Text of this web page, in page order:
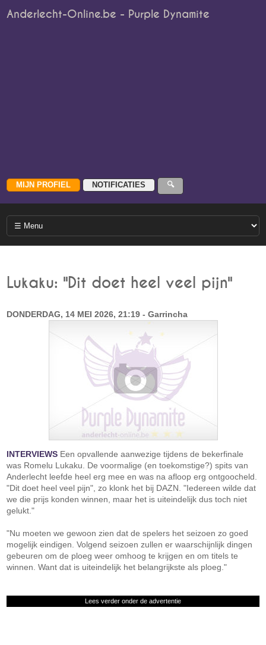
Anderlecht-Online.be - Purple Dynamite
Lukaku: "Dit doet heel veel pijn"
DONDERDAG, 14 MEI 2026, 21:19 - Garrincha
INTERVIEWS Een opvallende aanwezige tijdens de bekerfinale
was Romelu Lukaku. De voormalige (en toekomstige?) spits van
Anderlecht leefde heel erg mee en was na afloop erg ontgoocheld.
"Dit doet heel veel pijn", zo klonk het bij DAZN. "Iedereen wilde dat
we die prijs konden winnen, maar het is uiteindelijk dus toch niet
gelukt."
"Nu moeten we gewoon zien dat de spelers het seizoen zo goed
mogelijk eindigen. Volgend seizoen zullen er waarschijnlijk dingen
gebeuren om de ploeg weer omhoog te krijgen en om titels te
winnen. Want dat is uiteindelijk het belangrijkste als ploeg."
Lees verder onder de advertentie